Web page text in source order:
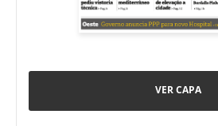
VER CAPA